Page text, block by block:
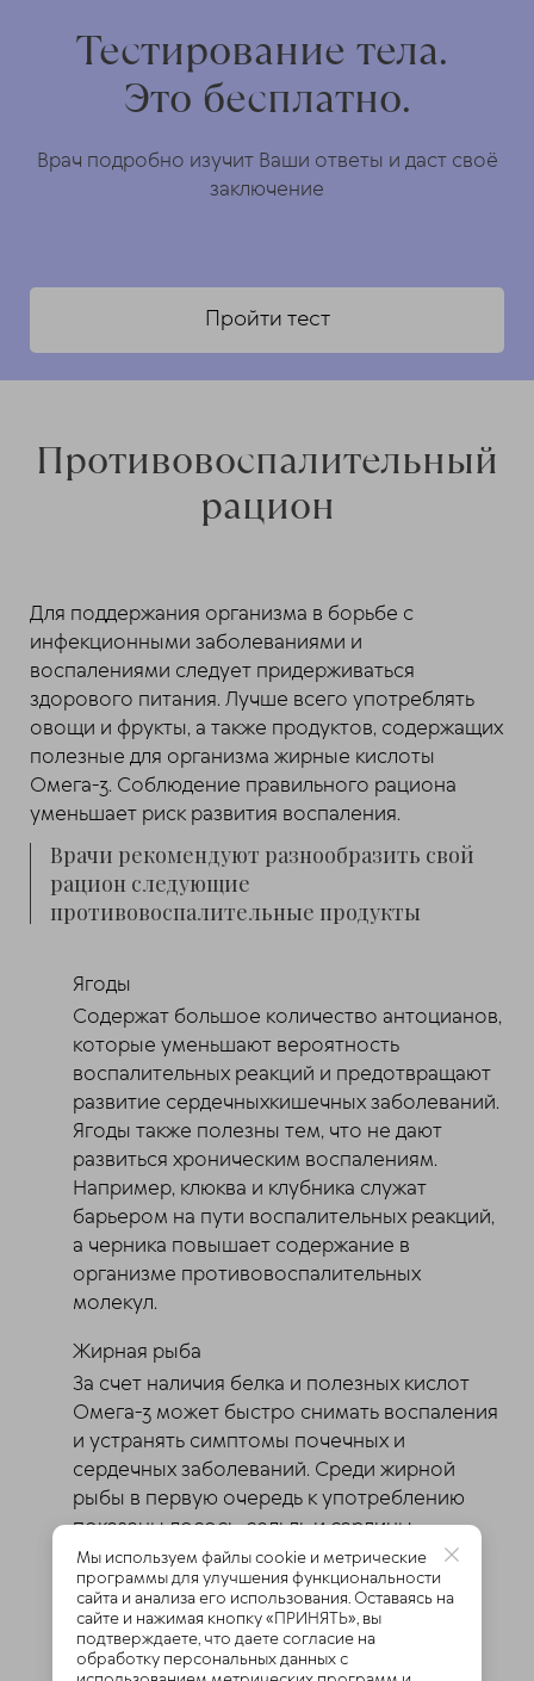
Тестирование тела.
Это бесплатно.
Врач подробно изучит Ваши ответы и даст своё
заключение
Пройти тест
Противовоспалительный
рацион
Для поддержания организма в борьбе с
инфекционными заболеваниями и
воспалениями следует придерживаться
здорового питания. Лучше всего употреблять
овощи и фрукты, а также продуктов, содержащих
полезные для организма жирные кислоты
Омега-3. Соблюдение правильного рациона
уменьшает риск развития воспаления.
Врачи рекомендуют разнообразить свой
рацион следующие
противовоспалительные продукты
Ягоды
Содержат большое количество антоцианов,
которые уменьшают вероятность
воспалительных реакций и предотвращают
развитие сердечныхкишечных заболеваний.
Ягоды также полезны тем, что не дают
развиться хроническим воспалениям.
Например, клюква и клубника служат
барьером на пути воспалительных реакций,
а черника повышает содержание в
организме противовоспалительных
молекул.
Жирная рыба
За счет наличия белка и полезных кислот
Омега-3 может быстро снимать воспаления
и устранять симптомы почечных и
сердечных заболеваний. Среди жирной
рыбы в первую очередь к употреблению
показаны лосось, сельдь и сардины.
Авокадо
В зеленом плоду содержится калий,
клетчатка и магний, которые
тормозят воспалительные процессы и
Мы используем файлы cookie и метрические
программы для улучшения функциональности
сайта и анализа его использования. Оставаясь на
сайте и нажимая кнопку «ПРИНЯТЬ», вы
подтверждаете, что даете согласие на
обработку персональных данных с